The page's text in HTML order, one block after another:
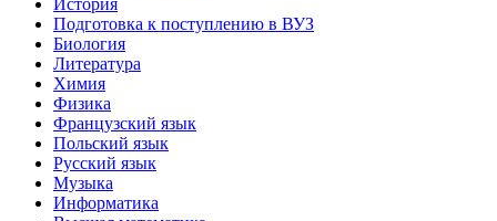
История
Подготовка к поступлению в ВУЗ
Биология
Литература
Химия
Физика
Французский язык
Польский язык
Русский язык
Музыка
Информатика